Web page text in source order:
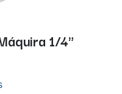
1/4"